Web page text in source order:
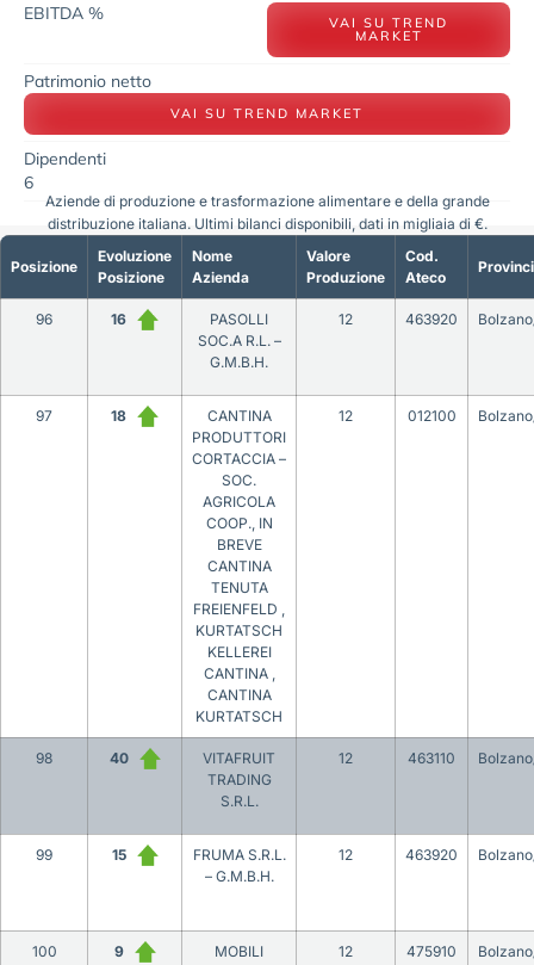
EBITDA % VAI SU TREND
MARKET
Patrimonio netto
VAI SU TREND MARKET
Dipendenti
6
Posizione
Evoluzione
Posizione
Nome
Azienda
Valore
Produzione
Cod.
Ateco
96 16
PASOLLI
SOC.A R.L. –
G.M.B.H.
12 463920
97 18
CANTINA
PRODUTTORI
CORTACCIA –
SOC.
AGRICOLA
COOP., IN
BREVE
CANTINA
TENUTA
FREIENFELD ,
KURTATSCH
KELLEREI
CANTINA ,
CANTINA
KURTATSCH
12 012100
98 40
VITAFRUIT
TRADING
S.R.L.
12 463110
99 15
FRUMA S.R.L.
– G.M.B.H.
12 463920
100 9
MOBILI
12 475910
Aziende di produzione e trasformazione alimentare e della grande
distribuzione italiana. Ultimi bilanci disponibili, dati in migliaia di €.